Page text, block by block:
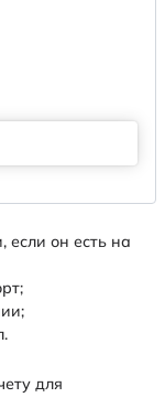
если он есть на
для